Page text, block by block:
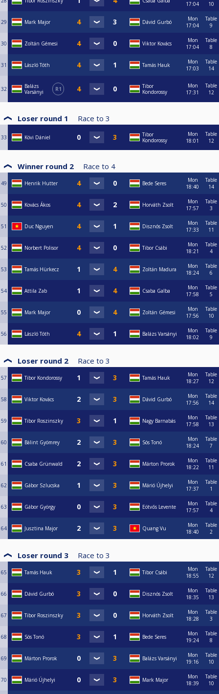
17:04
10
29 Mark Major Dávid Gurbó
Mon
17:04
Table
9
30 Zoltán Gémesi Viktor Kovács
Mon
17:04
Table
8
31 László Tóth Tamás Hauk
Mon
17:03
Table
14
32
Balázs
Varsányi
R1
Tibor
Kondorossy
Mon
17:31
Table
12
Loser round 1 Race to 3
33 Kövi Dániel
Tibor
Kondorossy
Mon
18:01
Table
12
Winner round 2 Race to 4
49 Henrik Hutter Bede Seres
Mon
18:40
Table
14
50 Kovács Ákos Horváth Zsolt
Mon
17:57
Table
3
51 Duc Nguyen Disznós Zsolt
Mon
17:33
Table
11
52 Norbert Polisor Tibor Csábi
Mon
18:21
Table
4
53 Tamás Hürkecz Zoltán Madura
Mon
18:24
Table
6
54 Attila Zab Csaba Galba
Mon
17:58
Table
5
55 Mark Major Zoltán Gémesi
Mon
17:56
Table
10
56 László Tóth Balázs Varsányi
Mon
18:02
Table
9
Loser round 2 Race to 3
57 Tibor Kondorossy Tamás Hauk
Mon
18:27
Table
12
58 Viktor Kovács Dávid Gurbó
Mon
17:56
Table
14
59 Tibor Roszinszky Nagy Barnabás
Mon
17:58
Table
13
60 Bálint Gyömrey Sós Tonó
Mon
18:24
Table
7
61 Csaba Grünwald Márton Prorok
Mon
18:22
Table
11
62 Gábor Szlucska Márió Újhelyi
Mon
17:37
Table
1
63 Gábor György Eötvős Levente
Mon
17:57
Table
4
64 Jusztina Major Quang Vu
Mon
18:40
Table
2
Loser round 3 Race to 3
65 Tamás Hauk Tibor Csábi
Mon
18:55
Table
12
66 Dávid Gurbó Disznós Zsolt
Mon
18:35
Table
13
67 Tibor Roszinszky Horváth Zsolt
Mon
18:28
Table
3
68 Sós Tonó Bede Seres
Mon
19:24
Table
8
69 Márton Prorok Balázs Varsányi
Mon
19:16
Table
10
70 Márió Újhelyi Mark Major
Mon
18:39
Table
10